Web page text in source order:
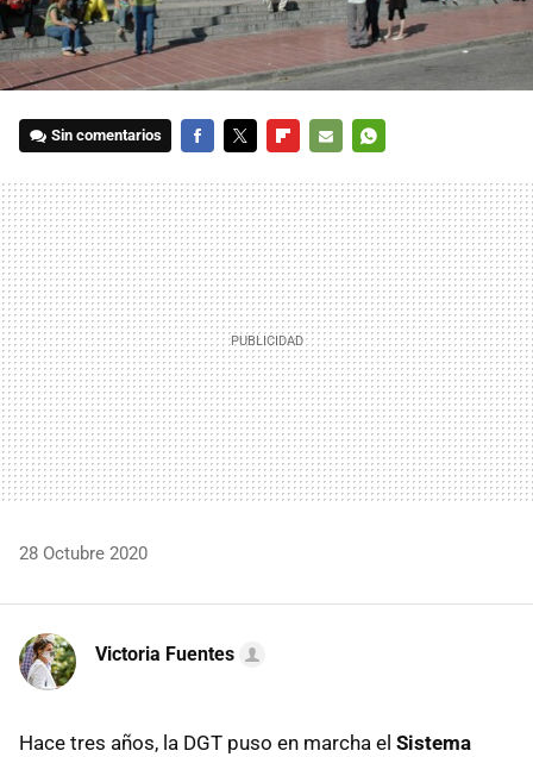
Sin comentarios
MAIL
28 Octubre 2020
Victoria Fuentes
Hace tres años, la DGT puso en marcha el Sistema